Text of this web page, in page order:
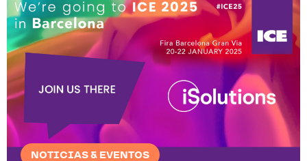
NOTICIAS & EVENTOS